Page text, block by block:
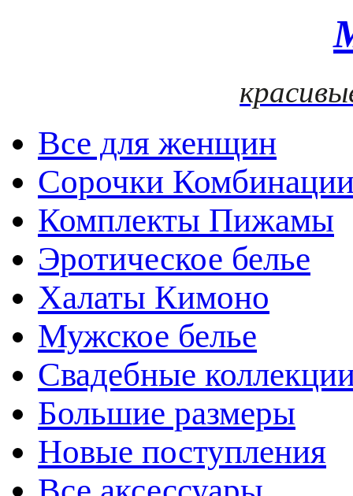
Все для женщин
Сорочки
Комплекты Пижамы
Эротическое белье
Халаты Кимоно
Мужское белье
Свадебные
Большие размеры
Новые поступления